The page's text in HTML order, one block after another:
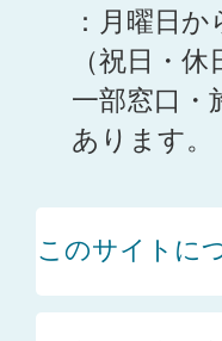
：月曜日
（祝日・
一部窓口・
あります。
このサイトに